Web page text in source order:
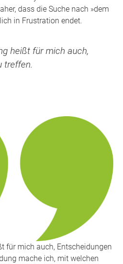
dass die Suche nach »dem
in Frustration endet.
heißt für mich auch,
treffen.
für mich auch, Entscheidungen
mache ich, mit welchen